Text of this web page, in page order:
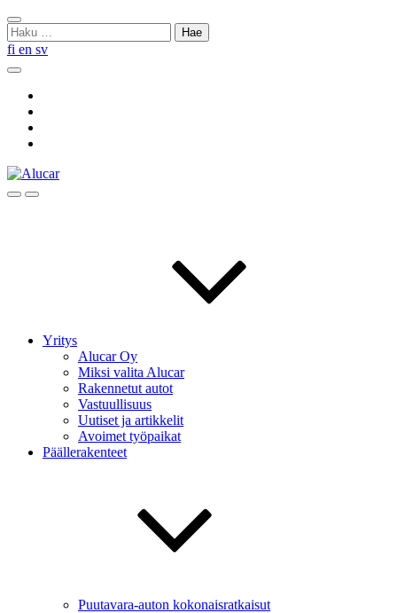
Skip
to
content
Sulje
haku
Haku:
fi en sv
Hae
HaeMenu
Yritys
Alucar Oy
Miksi valita Alucar
Rakennetut autot
Vastuullisuus
Uutiset ja artikkelit
Avoimet työpaikat
Päällerakenteet
Puutavara-auton kokonaisratkaisut